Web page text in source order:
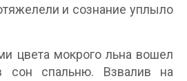
и сознание уплыло
цвета мокрого льна вошел
сон спальню. Взвалив на